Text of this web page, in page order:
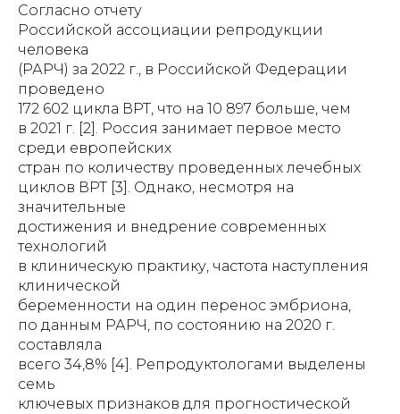
Согласно отчету
Российской ассоциации репродукции
человека
(РАРЧ) за 2022 г., в Российской Федерации
проведено
172 602 цикла ВРТ, что на 10 897 больше, чем
в 2021 г. [2]. Россия занимает первое место
среди европейских
стран по количеству проведенных лечебных
циклов ВРТ [3]. Однако, несмотря на
значительные
достижения и внедрение современных
технологий
в клиническую практику, частота наступления
клинической
беременности на один перенос эмбриона,
по данным РАРЧ, по состоянию на 2020 г.
составляла
всего 34,8% [4]. Репродуктологами выделены
семь
ключевых признаков для прогностической